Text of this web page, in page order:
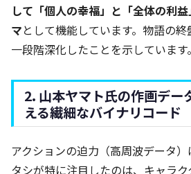
して「個人の幸福」と「全体の利
マとして機能しています。物語の
一段階深化したことを示しています。
2. 山本ヤマト氏の作画デー
える繊細なバイナリコード
アクションの迫力（高周波データ
タシが特に注目したのは、キャラク